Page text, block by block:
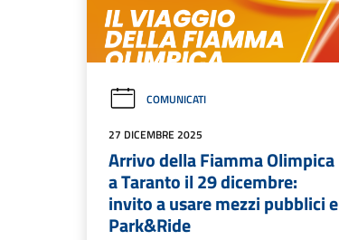
COMUNICATI
27 DICEMBRE 2025
Arrivo della Fiamma Olimpica
a Taranto il 29 dicembre:
invito a usare mezzi pubblici e
Park&Ride